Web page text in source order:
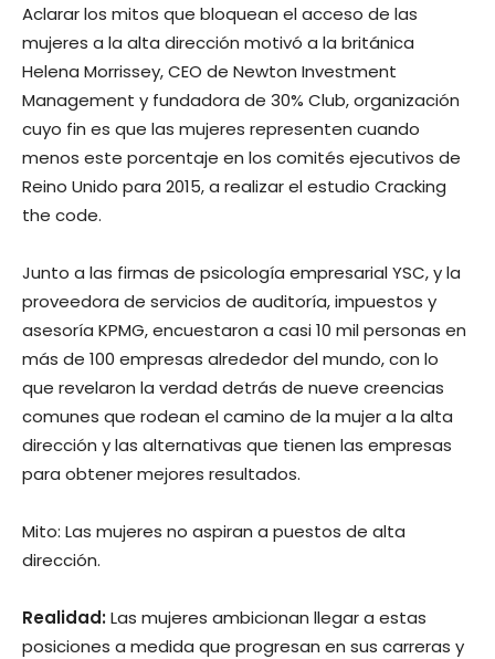
Aclarar los mitos que bloquean el acceso de las
mujeres a la alta dirección motivó a la británica
Helena Morrissey, CEO de Newton Investment
Management y fundadora de 30% Club, organización
cuyo fin es que las mujeres representen cuando
menos este porcentaje en los comités ejecutivos de
Reino Unido para 2015, a realizar el estudio Cracking
the code.
Junto a las firmas de psicología empresarial YSC, y la
proveedora de servicios de auditoría, impuestos y
asesoría KPMG, encuestaron a casi 10 mil personas en
más de 100 empresas alrededor del mundo, con lo
que revelaron la verdad detrás de nueve creencias
comunes que rodean el camino de la mujer a la alta
dirección y las alternativas que tienen las empresas
para obtener mejores resultados.
Mito: Las mujeres no aspiran a puestos de alta
dirección.
Realidad:Las mujeres ambicionan llegar a estas
posiciones a medida que progresan en sus carreras y